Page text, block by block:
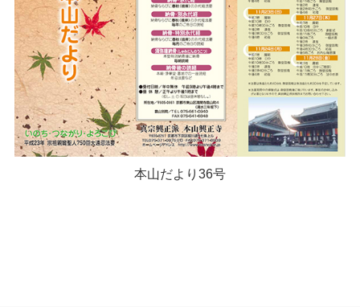
本山だより36号